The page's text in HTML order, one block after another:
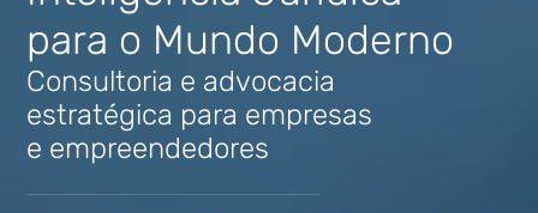
para o Mundo Moderno
Consultoria e advocacia
estratégica para empresas
e empreendedores